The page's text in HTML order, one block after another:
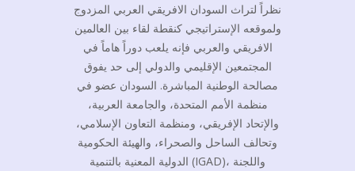
نظراً لتراث السودان الافريقي العربي المزدوج
ولموقعه الإستراتيجي كنقطة لقاء بين العالمين
الافريقي والعربي فإنه يلعب دوراً هاماً في
المجتمعين الإقليمي والدولي إلى حد يفوق
مصالحة الوطنية المباشرة. السودان عضو في
منظمة الأمم المتحدة، والجامعة العربية،
والإتحاد الإفريقي، ومنظمة التعاون الإسلامي،
وتحالف الساحل والصحراء، والهيئة الحكومية
الدولية المعنية بالتنمية (IGAD)، واللجنة